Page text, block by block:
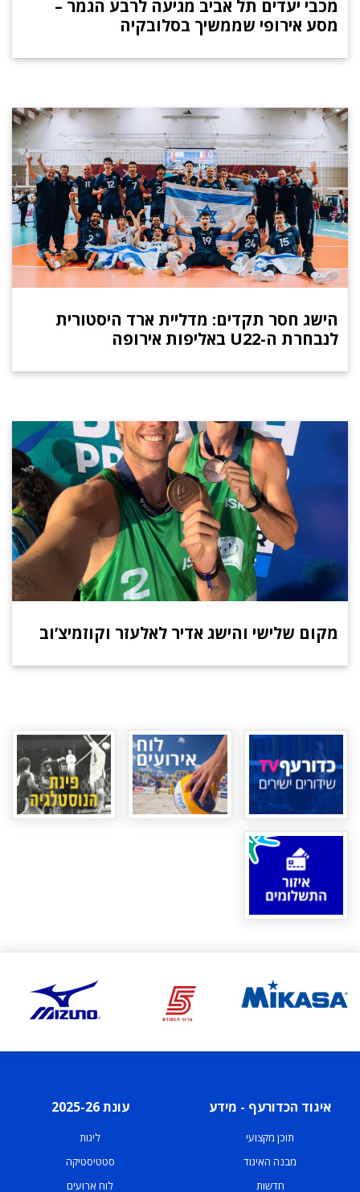
מכבי יעדים תל אביב מגיעה לרבע הגמר –
מסע אירופי שממשיך בסלובקיה
הישג חסר תקדים: מדליית ארד היסטורית
לנבחרת ה-U22 באליפות אירופה
מקום שלישי והישג אדיר לאלעזר וקוזמיצ’וב
איגוד הכדורעף - מידע
תוכן מקצועי
מבנה האיגוד
חדשות
עונת 2025-26
ליגות
סטטיסטיקה
לוח ארועים